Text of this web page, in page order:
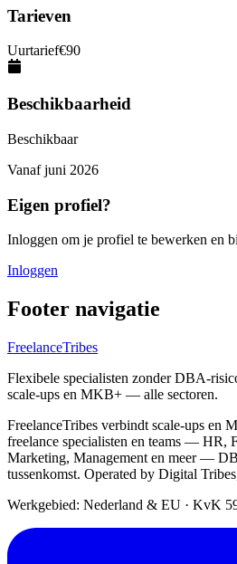
Tarieven
Uurtarief€90
Beschikbaarheid
Beschikbaar
Vanaf juni 2026
Eigen profiel?
Inloggen om je profiel te bewerken en
Inloggen
Footer navigatie
FreelanceTribes
Flexibele specialisten zonder DBA-
scale-ups en MKB+ — alle sectoren.
FreelanceTribes verbindt scale-ups en
freelance specialisten en teams — HR,
Marketing, Management en meer —
tussenkomst. Operated by Digital
Werkgebied: Nederland & EU · KvK